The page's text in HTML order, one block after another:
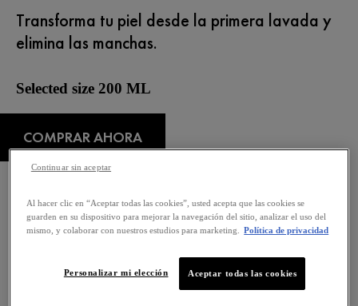
Transforma tu piel desde la primera lavada y
elimina las manchas.
Selected size 200 ML
COMPRAR AHORA
FARMACIA
Al hacer clic en “Aceptar todas las cookies”, usted acepta que las cookies se
guarden en su dispositivo para mejorar la navegación del sitio, analizar el uso del
mismo, y colaborar con nuestros estudios para marketing.
Política de privacidad
Aceptar todas las cookies
Personalizar mi elección
Continuar sin aceptar